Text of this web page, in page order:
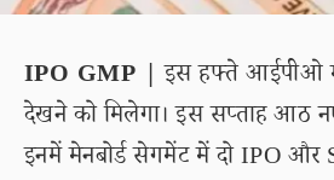
IPO GMP | इस हफ्ते आईपीओ
देखने को मिलेगा। इस सप्ताह आठ
इनमें मेनबोर्ड सेगमेंट में दो IPO